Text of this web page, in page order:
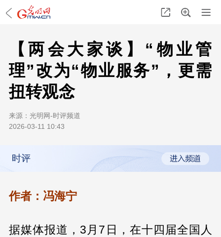
【两会大家谈】“物业管
理”改为“物业服务”，更需
扭转观念
来源： 光明网-时评频道
2026-03-11 10:43
时评
作者：冯海宁
据媒体报道，3月7日，在十四届全国人